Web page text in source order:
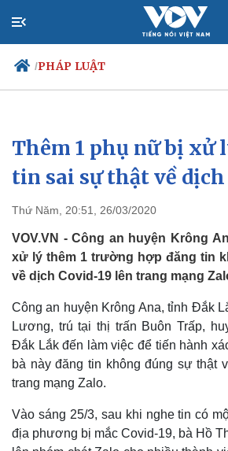
/PHÁP LUẬT
Chính trị
Đảng
Tổ chức nhân sự
Nhận diện sự thật
Xã hội
Tin 24h
Dự báo
Việc
Biển
Thêm 1 phụ nữ bị xử
tin sai sự thật về dịch
Thứ Năm, 20:51, 26/03/2020
VOV.VN - Công an huyện Krông
xử lý thêm 1 trường hợp đăng tin
về dịch Covid-19 lên trang mạng
Công an huyện Krông Ana, tỉnh Đắk
Lương, trú tại thị trấn Buôn Trấp,
Đắk Lắk đến làm việc để tiến hành
bà này đăng tin không đúng sự thật
trang mạng Zalo.
Vào sáng 25/3, sau khi nghe tin có
địa phương bị mắc Covid-19, bà Hồ